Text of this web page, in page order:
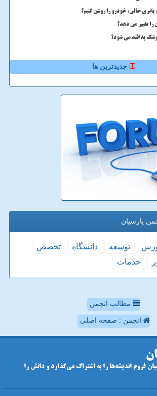
خالی، خودرو را روشن کنیم؟
را تغییر می دهد؟
پدافند می شود؟
جدیدترین ها
پارسیان
توسعه دانشگاه
تخصص
خدمات
مطالب انجمن
انجمن : صفحه اصلی
فروم اندیشه‌ها را به اشتراک می‌گذارد و دانش را